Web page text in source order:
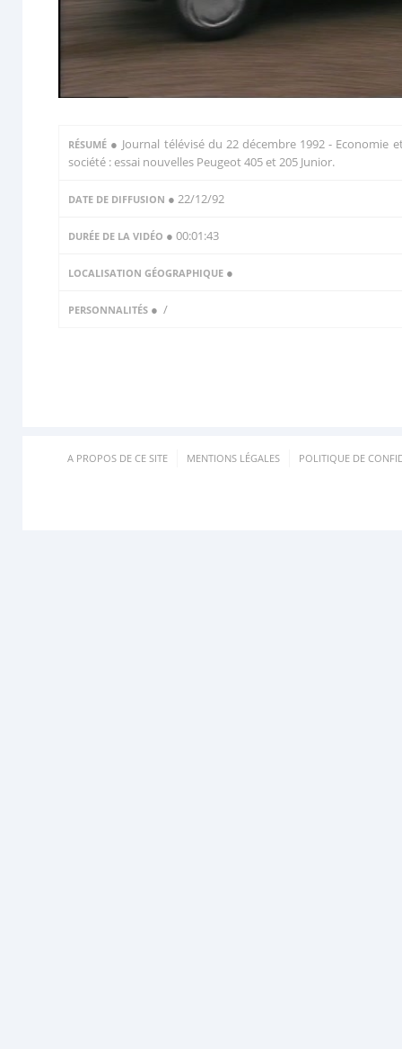
RÉSUMÉ ● Journal télévisé du 22 décembre 1992 - Economie
société : essai nouvelles Peugeot 405 et 205 Junior.
DATE DE DIFFUSION ● 22/12/92
DURÉE DE LA VIDÉO ● 00:01:43
LOCALISATION GÉOGRAPHIQUE ●
PERSONNALITÉS ● /
A PROPOS DE CE SITE MENTIONS LÉGALES POLITIQUE DE